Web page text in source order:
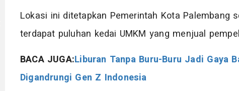
Lokasi ini ditetapkan Pemerintah Kota Palembang
terdapat puluhan kedai UMKM yang menjual
BACA JUGA:Liburan Tanpa Buru-Buru Jadi Gaya
Digandrungi Gen Z Indonesia